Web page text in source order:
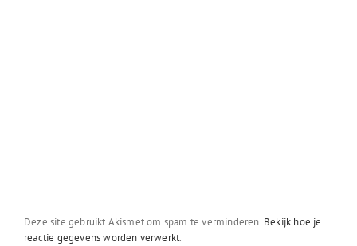
Deze site gebruikt Akismet om spam te verminderen. Bekijk hoe je
reactie gegevens worden verwerkt.